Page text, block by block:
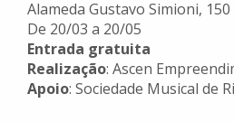
Alameda Gustavo Simioni,
De 20/03 a 20/05
Entrada gratuita
Realização: Ascen
Apoio: Sociedade Musical de